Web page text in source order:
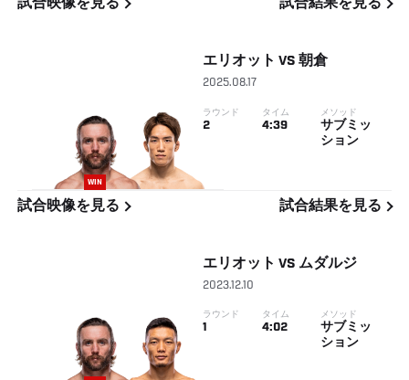
試合映像を見る 試合結果を見る
WIN
エリオット VS 朝倉
2025.08.17
ラウンド
2
タイム
4:39
メソッド
サブミッ
ション
試合映像を見る 試合結果を見る
エリオット VS ムダルジ
2023.12.10
ラウンド
1
タイム
4:02
メソッド
サブミッ
ション